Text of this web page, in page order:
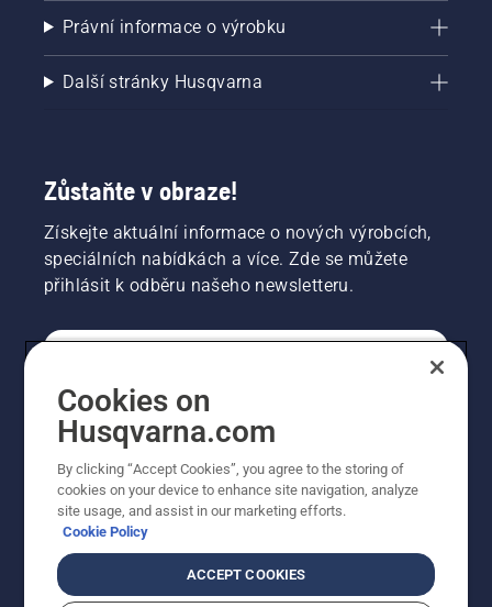
Právní informace o výrobku
Další stránky Husqvarna
Zůstaňte v obraze!
Získejte aktuální informace o nových výrobcích,
speciálních nabídkách a více. Zde se můžete
přihlásit k odběru našeho newsletteru.
PROFESIONÁLNÍ
Cookies on
Husqvarna.com
By clicking “Accept Cookies”, you agree to the storing of
cookies on your device to enhance site navigation, analyze
site usage, and assist in our marketing efforts.
Cookie Policy
ACCEPT COOKIES